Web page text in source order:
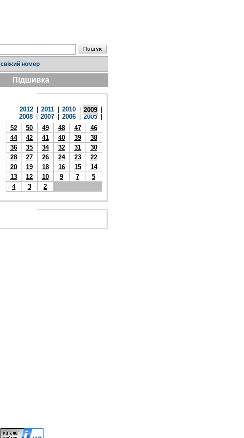
свіжий номер
Підшивка
2012 2011 2010 2009
2008
2007 2006 2005
52
50 49 48 47
46
44
42 41 40 39
38
36
35 34 32 31
30
28
27 26 24 23
22
20
19 18 16 15
14
13
12 10 9 7
5
4
3 2